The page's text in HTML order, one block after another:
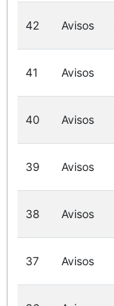
42 Avisos
41 Avisos
40 Avisos
39 Avisos
38 Avisos
37 Avisos